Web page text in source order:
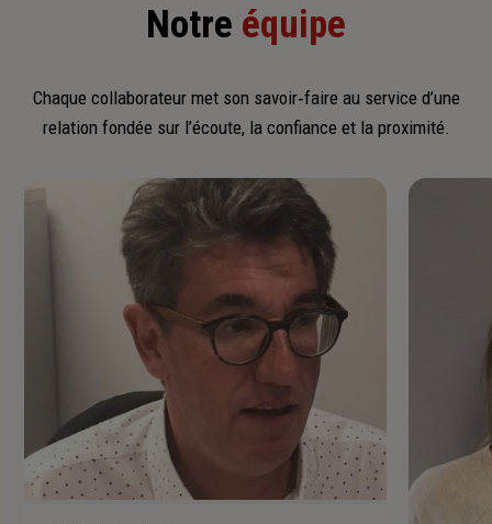
Notre équipe
Chaque collaborateur met son savoir‑faire au service d’une
relation fondée sur l’écoute, la confiance et la proximité.